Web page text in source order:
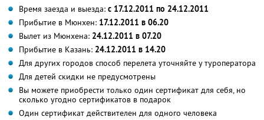
Время заезда и выезда: с 17.12.2011 по 24.12.2011
Прибытие в Мюнхен: 17.12.2011 в 06.20
Вылет из Мюнхена: 24.12.2011 в 07.20
Прибытие в Казань: 24.12.2011 в 14.20
Для других городов способ перелета уточняйте у туроператора
Для детей скидки не предусмотрены
Вы можете приобрести только один сертификат для себя, но
сколько угодно сертификатов в подарок
Один сертификат действителен для одного человека